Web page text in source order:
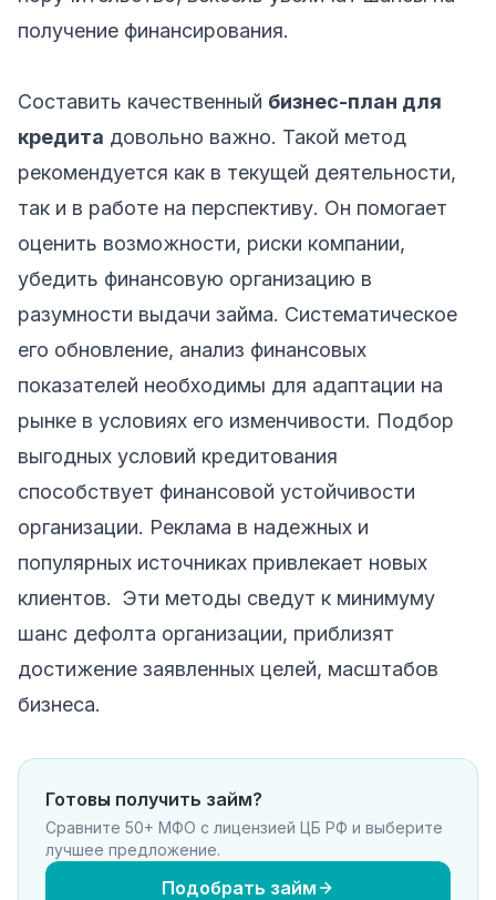
получение финансирования.
Составить качественный бизнес-план для
кредита довольно важно. Такой метод
рекомендуется как в текущей деятельности,
так и в работе на перспективу. Он помогает
оценить возможности, риски компании,
убедить финансовую организацию в
разумности выдачи займа. Систематическое
его обновление, анализ финансовых
показателей необходимы для адаптации на
рынке в условиях его изменчивости. Подбор
выгодных условий кредитования
способствует финансовой устойчивости
организации. Реклама в надежных и
популярных источниках привлекает новых
клиентов. Эти методы сведут к минимуму
шанс дефолта организации, приблизят
достижение заявленных целей, масштабов
бизнеса.
Готовы получить займ?
Сравните 50+ МФО с лицензией ЦБ РФ и выберите
лучшее предложение.
Подобрать займ